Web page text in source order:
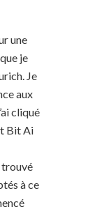
une
je
Je
aux
cliqué
Bit Ai
trouvé
à ce